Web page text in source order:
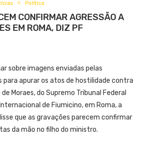
Política
CONFIRMAR AGRESSÃO A
EM ROMA, DIZ PF
sobre imagens enviadas pelas
apurar os atos de hostilidade contra
Moraes, do Supremo Tribunal Federal
de Fiumicino, em Roma, a
que as gravações parecem confirmar
da mão no filho do ministro.